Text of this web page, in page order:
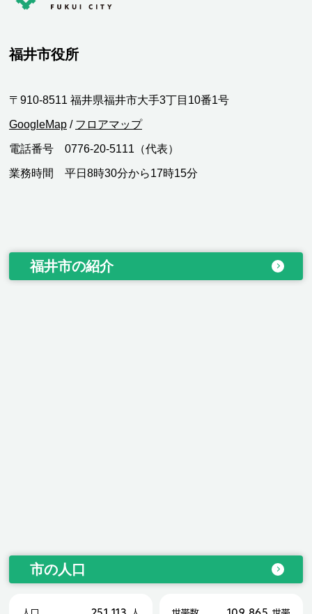
福井市役所
〒910-8511 福井県福井市大手3丁目10番1号
GoogleMap / フロアマップ
電話番号 0776-20-5111（代表）
業務時間 平日8時30分から17時15分
福井市の紹介
市の人口